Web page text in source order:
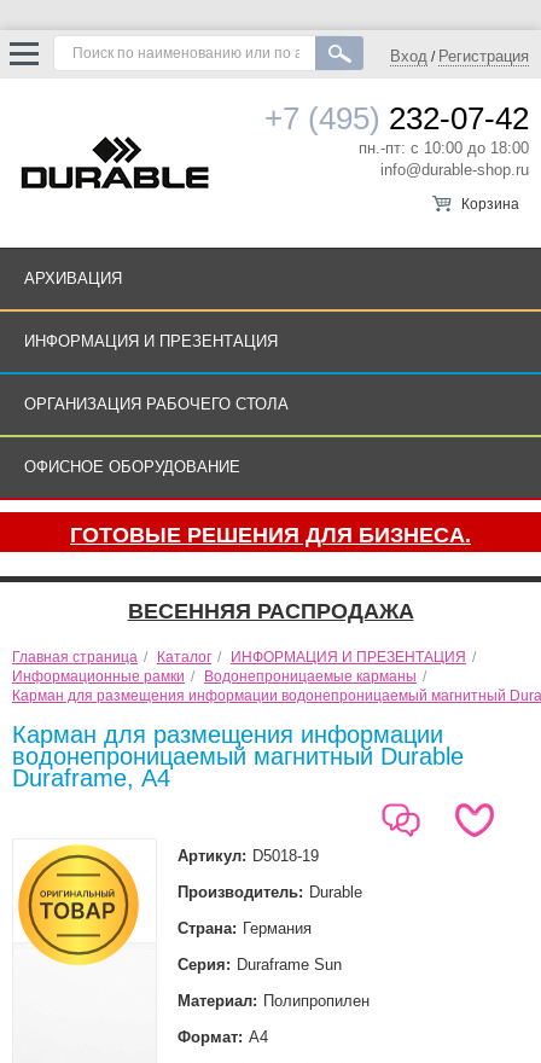
Вход / Регистрация
+7 (495) 232-07-42
пн.-пт: с 10:00 до 18:00
info@durable-shop.ru
Корзина
АРХИВАЦИЯ
ИНФОРМАЦИЯ И ПРЕЗЕНТАЦИЯ
ОРГАНИЗАЦИЯ РАБОЧЕГО СТОЛА
ОФИСНОЕ ОБОРУДОВАНИЕ
ГОТОВЫЕ РЕШЕНИЯ ДЛЯ БИЗНЕСА.
ВЕСЕННЯЯ РАСПРОДАЖА
Главная страница / Каталог / ИНФОРМАЦИЯ И ПРЕЗЕНТАЦИЯ /
Информационные рамки / Водонепроницаемые карманы /
Карман для размещения информации водонепроницаемый магнитный
Карман для размещения информации
водонепроницаемый магнитный Durable
Duraframe, А4
Артикул: D5018-19
Производитель: Durable
Страна: Германия
Серия: Duraframe Sun
Материал: Полипропилен
Формат: А4